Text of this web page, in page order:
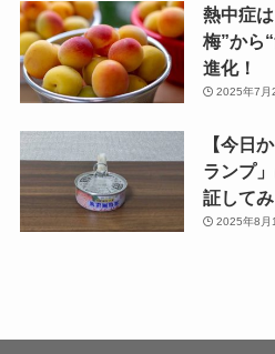
熱中症
梅”から
進化！
2025年7月
【今日
ランプ
証して
2025年8月